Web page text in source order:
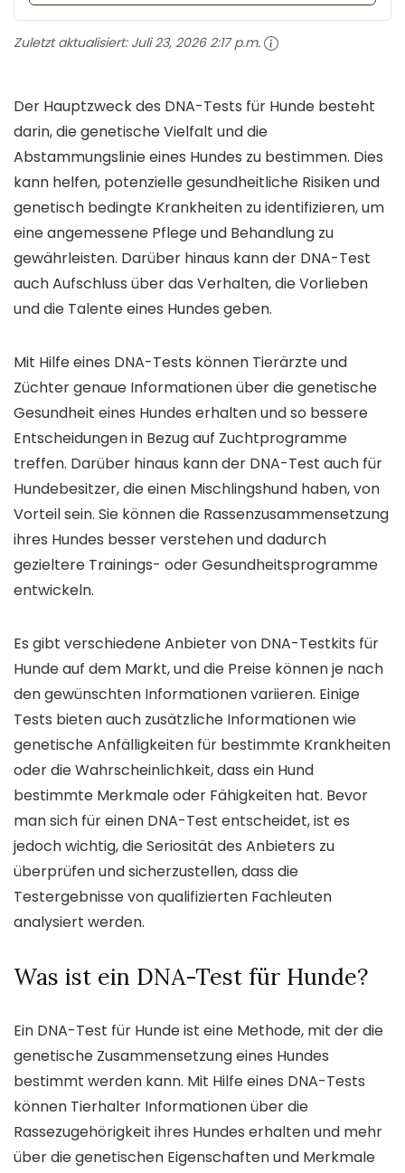
Zuletzt aktualisiert: Juli 23, 2026 2:17 p.m.
Der Hauptzweck des DNA-Tests für Hunde besteht
darin, die genetische Vielfalt und die
Abstammungslinie eines Hundes zu bestimmen. Dies
kann helfen, potenzielle gesundheitliche Risiken und
genetisch bedingte Krankheiten zu identifizieren, um
eine angemessene Pflege und Behandlung zu
gewährleisten. Darüber hinaus kann der DNA-Test
auch Aufschluss über das Verhalten, die Vorlieben
und die Talente eines Hundes geben.
Mit Hilfe eines DNA-Tests können Tierärzte und
Züchter genaue Informationen über die genetische
Gesundheit eines Hundes erhalten und so bessere
Entscheidungen in Bezug auf Zuchtprogramme
treffen. Darüber hinaus kann der DNA-Test auch für
Hundebesitzer, die einen Mischlingshund haben, von
Vorteil sein. Sie können die Rassenzusammensetzung
ihres Hundes besser verstehen und dadurch
gezieltere Trainings- oder Gesundheitsprogramme
entwickeln.
Es gibt verschiedene Anbieter von DNA-Testkits für
Hunde auf dem Markt, und die Preise können je nach
den gewünschten Informationen variieren. Einige
Tests bieten auch zusätzliche Informationen wie
genetische Anfälligkeiten für bestimmte Krankheiten
oder die Wahrscheinlichkeit, dass ein Hund
bestimmte Merkmale oder Fähigkeiten hat. Bevor
man sich für einen DNA-Test entscheidet, ist es
jedoch wichtig, die Seriosität des Anbieters zu
überprüfen und sicherzustellen, dass die
Testergebnisse von qualifizierten Fachleuten
analysiert werden.
Was ist ein DNA-Test für Hunde?
Ein DNA-Test für Hunde ist eine Methode, mit der die
genetische Zusammensetzung eines Hundes
bestimmt werden kann. Mit Hilfe eines DNA-Tests
können Tierhalter Informationen über die
Rassezugehörigkeit ihres Hundes erhalten und mehr
über die genetischen Eigenschaften und Merkmale